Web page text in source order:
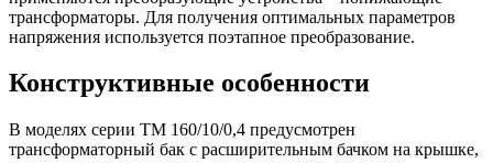
трансформаторы. Для получения оптимальных параметров
напряжения используется поэтапное преобразование.
Конструктивные особенности
В моделях серии ТМ 160/10/0,4 предусмотрен
трансформаторный бак с расширительным бачком на крышке,